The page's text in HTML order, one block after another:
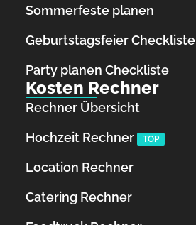
Sommerfeste planen
Geburtstagsfeier Checkliste
Party planen Checkliste
Kosten Rechner
Rechner Übersicht
Hochzeit Rechner
TOP
Location Rechner
Catering Rechner